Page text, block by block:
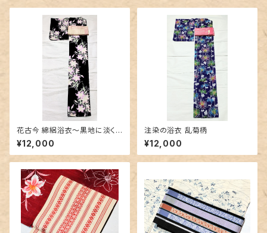
花古今 綿絽浴衣～黒地に淡く
美しく咲く百合～
¥12,000
注染の浴衣 乱菊柄
¥12,000